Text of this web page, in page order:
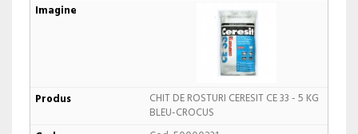
CHIT DE ROSTURI CERESIT CE 33 - 5 KG
BLEU-CROCUS